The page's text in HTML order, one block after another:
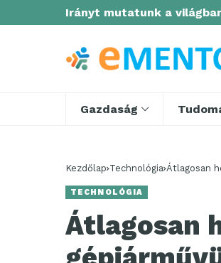
Irányt mutatunk a
Gazdaság
Kezdőlap Technológia Átlagosan
TECHNOLÓGIA
Átlagosan